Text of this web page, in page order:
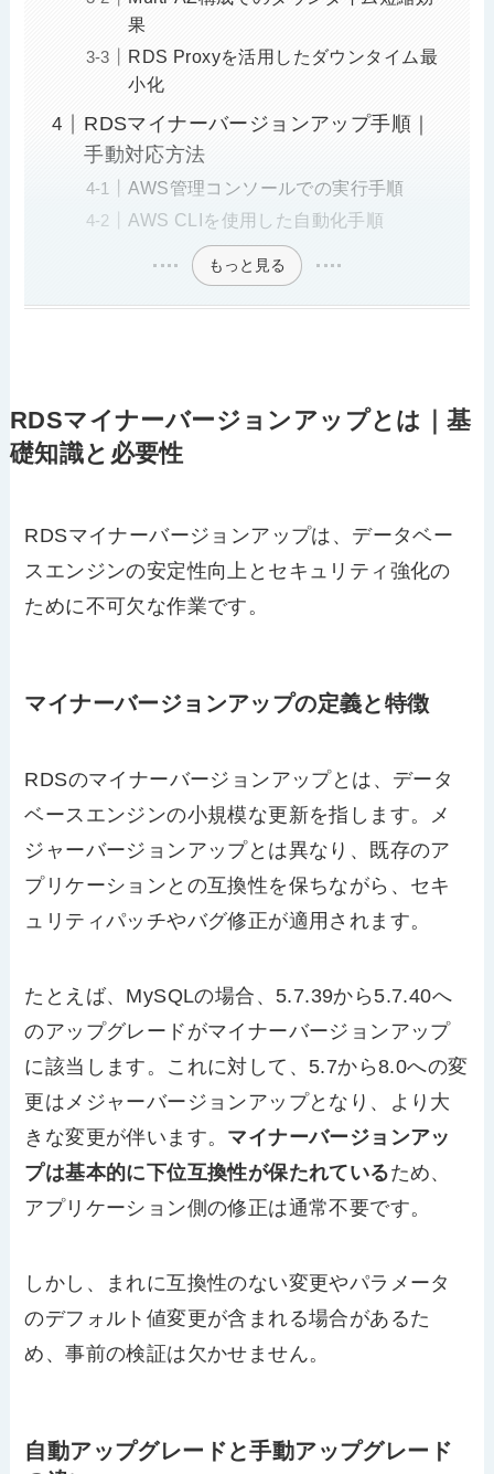
果
RDS Proxyを活用したダウンタイム最
小化
RDSマイナーバージョンアップ手順｜
手動対応方法
AWS管理コンソールでの実行手順
AWS CLIを使用した自動化手順
もっと見る
RDSマイナーバージョンアップとは｜基
礎知識と必要性
RDSマイナーバージョンアップは、データベー
スエンジンの安定性向上とセキュリティ強化の
ために不可欠な作業です。
マイナーバージョンアップの定義と特徴
RDSのマイナーバージョンアップとは、データ
ベースエンジンの小規模な更新を指します。メ
ジャーバージョンアップとは異なり、既存のア
プリケーションとの互換性を保ちながら、セキ
ュリティパッチやバグ修正が適用されます。
たとえば、MySQLの場合、5.7.39から5.7.40へ
のアップグレードがマイナーバージョンアップ
に該当します。これに対して、5.7から8.0への変
更はメジャーバージョンアップとなり、より大
きな変更が伴います。 マイナーバージョンアッ
プは基本的に下位互換性が保たれているため、
アプリケーション側の修正は通常不要です。
しかし、まれに互換性のない変更やパラメータ
のデフォルト値変更が含まれる場合があるた
め、事前の検証は欠かせません。
自動アップグレードと手動アップグレード